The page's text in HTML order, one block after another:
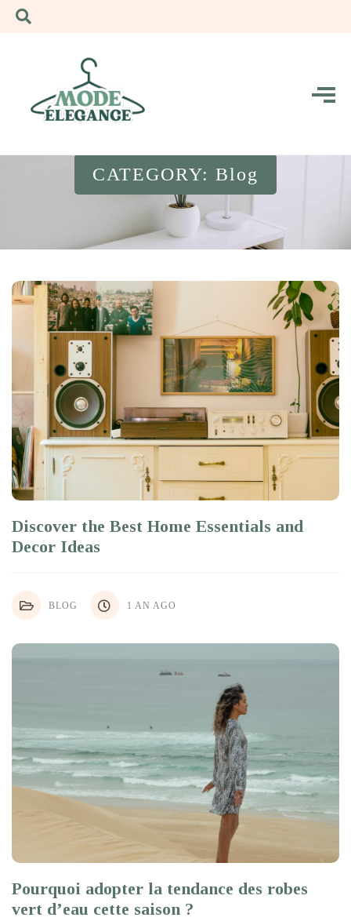
CATEGORY: Blog
Discover the Best Home Essentials and
Decor Ideas
BLOG 1 AN AGO
Pourquoi adopter la tendance des robes
vert d’eau cette saison ?